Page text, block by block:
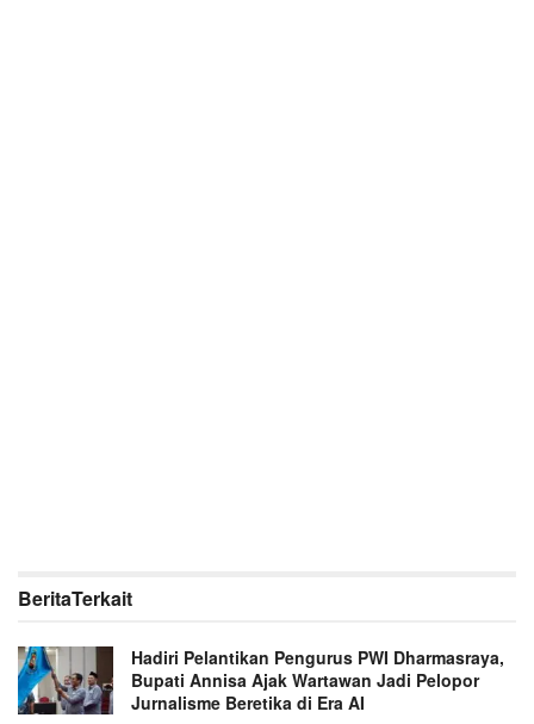
BeritaTerkait
Hadiri Pelantikan Pengurus PWI Dharmasraya,
Bupati Annisa Ajak Wartawan Jadi Pelopor
Jurnalisme Beretika di Era AI